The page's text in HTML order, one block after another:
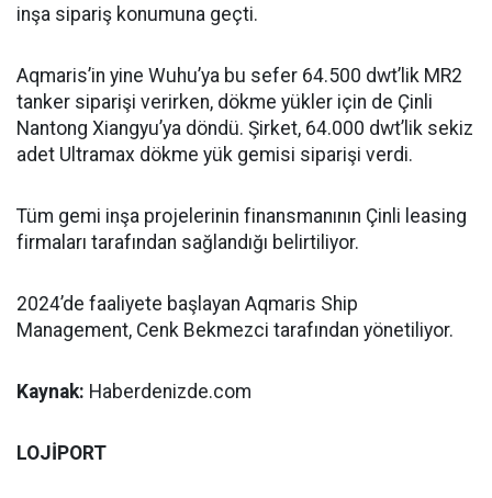
inşa sipariş konumuna geçti.
Aqmaris’in yine Wuhu’ya bu sefer 64.500 dwt’lik MR2
tanker siparişi verirken, dökme yükler için de Çinli
Nantong Xiangyu’ya döndü. Şirket, 64.000 dwt’lik sekiz
adet Ultramax dökme yük gemisi siparişi verdi.
Tüm gemi inşa projelerinin finansmanının Çinli leasing
firmaları tarafından sağlandığı belirtiliyor.
2024’de faaliyete başlayan Aqmaris Ship
Management, Cenk Bekmezci tarafından yönetiliyor.
Kaynak: Haberdenizde.com
LOJİPORT